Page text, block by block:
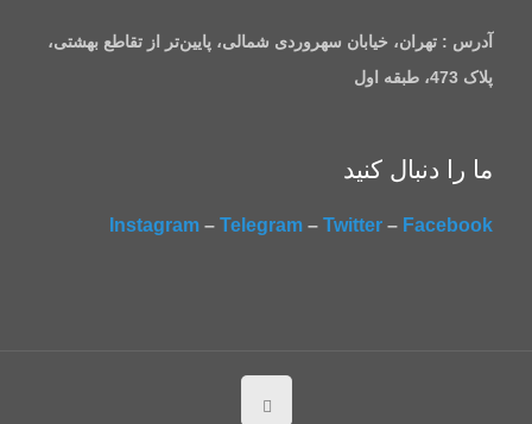
آدرس : تهران، خیابان سهروردی شمالی، پایین‌تر از تقاطع بهشتی،
پلاک 473، طبقه اول
ما را دنبال کنید
Instagram– Telegram– Twitter– Facebook